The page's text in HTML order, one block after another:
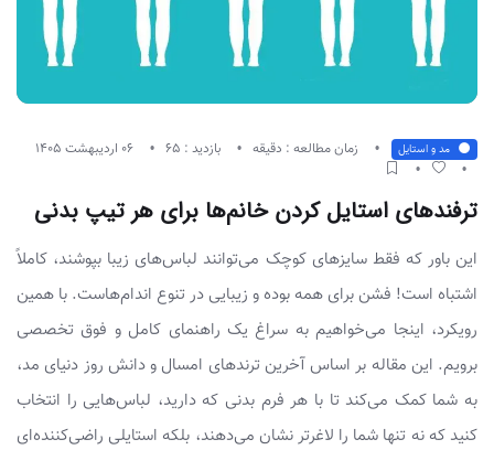
مد و استایل زمان مطالعه : دقیقه بازدید : 65 06 اردیبهشت 1405
ترفندهای استایل کردن خانم‌ها برای هر تیپ بدنی
این باور که فقط سایزهای کوچک می‌توانند لباس‌های زیبا بپوشند، کاملاً
اشتباه است! فشن برای همه بوده و زیبایی در تنوع اندام‌هاست. با همین
رویکرد، اینجا می‌خواهیم به سراغ یک راهنمای کامل و فوق تخصصی
برویم. این مقاله بر اساس آخرین ترندهای امسال و دانش روز دنیای مد،
به شما کمک می‌کند تا با هر فرم بدنی که دارید، لباس‌هایی را انتخاب
کنید که نه تنها شما را لاغرتر نشان می‌دهند، بلکه استایلی راضی‌کننده‌ای